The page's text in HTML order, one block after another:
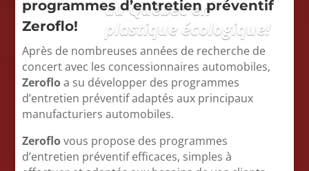
au Québec en
plastique écologique!
programmes d’entretien préventif
Zeroflo!
Après de nombreuses années de recherche de
concert avec les concessionnaires automobiles,
Zerofloa su développer des programmes
d’entretien préventif adaptés aux principaux
manufacturiers automobiles.
Zeroflovous propose des programmes
d’entretien préventif efficaces, simples à